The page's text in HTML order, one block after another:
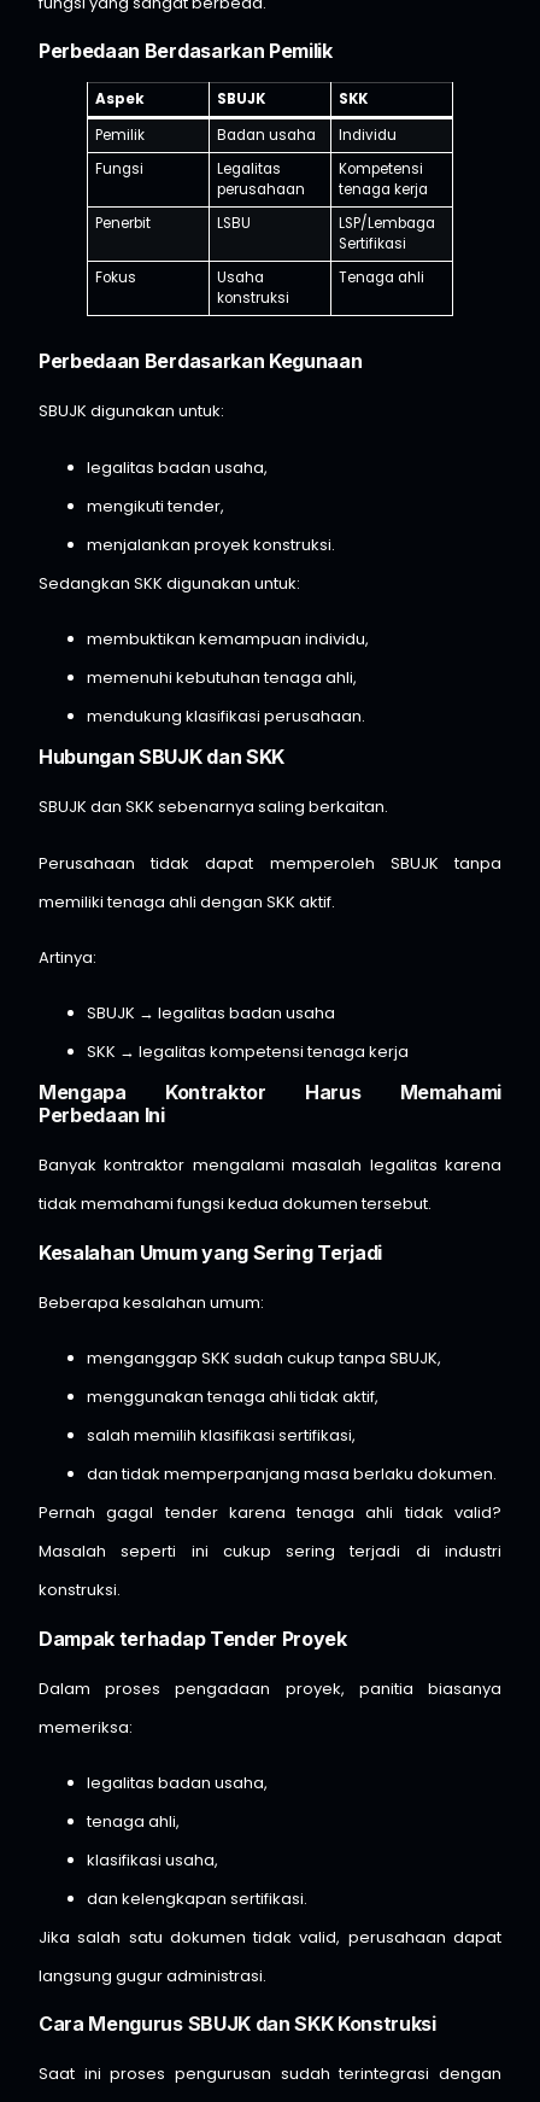
Perbedaan Berdasarkan Pemilik
Aspek SBUJK
SKK
Pemilik
Badan usaha
Individu
Fungsi
Legalitas
perusahaan
Kompetensi
tenaga kerja
Penerbit
LSBU
LSP/Lembaga
Sertifikasi
Fokus
Usaha
konstruksi
Tenaga ahli
Perbedaan Berdasarkan Kegunaan
SBUJK digunakan untuk:
legalitas badan usaha,
mengikuti tender,
menjalankan proyek konstruksi.
Sedangkan SKK digunakan untuk:
membuktikan kemampuan individu,
memenuhi kebutuhan tenaga ahli,
mendukung klasifikasi perusahaan.
Hubungan SBUJK dan SKK
SBUJK dan SKK sebenarnya saling berkaitan.
Perusahaan tidak dapat memperoleh SBUJK tanpa
memiliki tenaga ahli dengan SKK aktif.
Artinya:
SBUJK → legalitas badan usaha
SKK → legalitas kompetensi tenaga kerja
Mengapa Kontraktor Harus Memahami
Perbedaan Ini
Banyak kontraktor mengalami masalah legalitas karena
tidak memahami fungsi kedua dokumen tersebut.
Kesalahan Umum yang Sering Terjadi
Beberapa kesalahan umum:
menganggap SKK sudah cukup tanpa SBUJK,
menggunakan tenaga ahli tidak aktif,
salah memilih klasifikasi sertifikasi,
dan tidak memperpanjang masa berlaku dokumen.
Pernah gagal tender karena tenaga ahli tidak valid?
Masalah seperti ini cukup sering terjadi di industri
konstruksi.
Dampak terhadap Tender Proyek
Dalam proses pengadaan proyek, panitia biasanya
memeriksa:
legalitas badan usaha,
tenaga ahli,
klasifikasi usaha,
dan kelengkapan sertifikasi.
Jika salah satu dokumen tidak valid, perusahaan dapat
langsung gugur administrasi.
Cara Mengurus SBUJK dan SKK Konstruksi
Saat ini proses pengurusan sudah terintegrasi dengan